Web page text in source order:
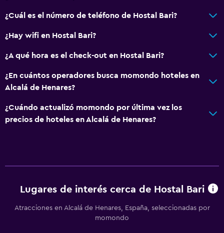
¿Cuál es el número de teléfono de Hostal Bari?
¿Hay wifi en Hostal Bari?
¿A qué hora es el check-out en Hostal Bari?
¿En cuántos operadores busca momondo hoteles en
Alcalá de Henares?
¿Cuándo actualizó momondo por última vez los
precios de hoteles en Alcalá de Henares?
Lugares de interés cerca de Hostal Bari
Atracciones en Alcalá de Henares, España, seleccionadas por
momondo